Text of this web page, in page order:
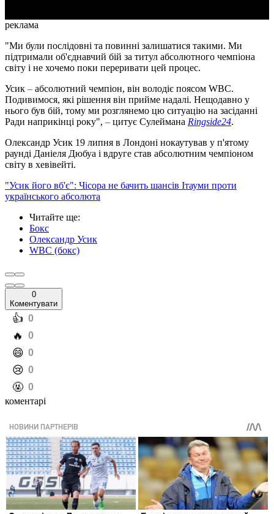
реклама
"Ми були послідовні та повинні залишатися такими. Ми
підтримали об'єднавчий бій за титул абсолютного чемпіона
світу і не хочемо поки переривати цей процес.
Усик – абсолютний чемпіон, він володіє поясом WBC.
Подивимося, які рішення він прийме надалі. Нещодавно у
нього був бій, тому ми розглянемо цю ситуацію на засіданні
Ради наприкінці року", – цитує Сулеймана Ringside24.
Олександр Усик 19 липня в Лондоні нокаутував у п'ятому
раунді Даніеля Дюбуа і вдруге став абсолютним чемпіоном
світу в хевівейті.
"Усик його вб'є": Чісора не бачить шансів Ітауми проти
українського абсолюта
Читайте ще:
Бокс
Олександр Усик
WBC (бокс)
0
Коментувати
️👍 0
️🔥 0
️😄 0
️😢 0
️🤬 0
коментарі